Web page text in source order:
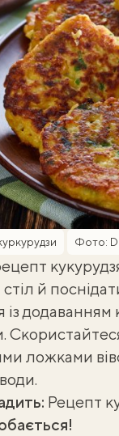
Фото:
й
із
ложками
Рецепт